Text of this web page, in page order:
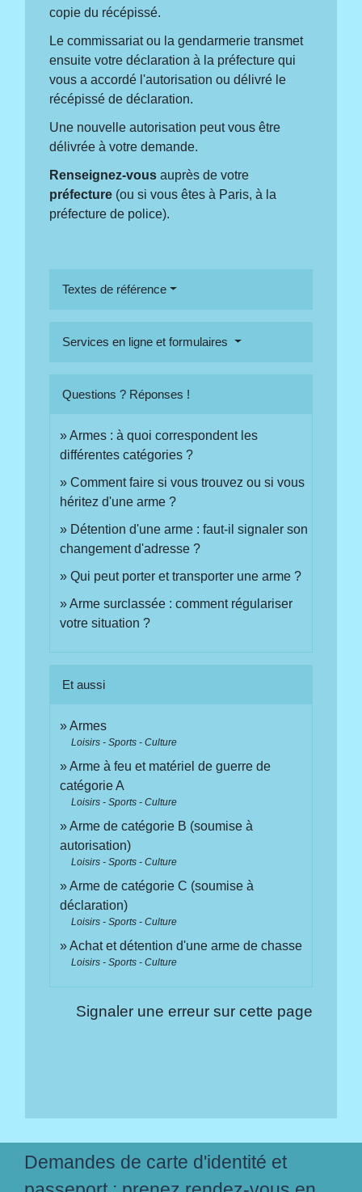
copie du récépissé.
Le commissariat ou la gendarmerie transmet
ensuite votre déclaration à la préfecture qui
vous a accordé l'autorisation ou délivré le
récépissé de déclaration.
Une nouvelle autorisation peut vous être
délivrée à votre demande.
Renseignez-vous auprès de votre
préfecture (ou si vous êtes à Paris, à la
préfecture de police).
Textes de référence
Services en ligne et formulaires
Questions ? Réponses !
Armes : à quoi correspondent les
différentes catégories ?
Comment faire si vous trouvez ou si vous
héritez d'une arme ?
Détention d'une arme : faut-il signaler son
changement d'adresse ?
Qui peut porter et transporter une arme ?
Arme surclassée : comment régulariser
votre situation ?
Et aussi
Armes
Loisirs - Sports - Culture
Arme à feu et matériel de guerre de
catégorie A
Loisirs - Sports - Culture
Arme de catégorie B (soumise à
autorisation)
Loisirs - Sports - Culture
Arme de catégorie C (soumise à
déclaration)
Loisirs - Sports - Culture
Achat et détention d'une arme de chasse
Loisirs - Sports - Culture
Signaler une erreur sur cette page
Demandes de carte d'identité et